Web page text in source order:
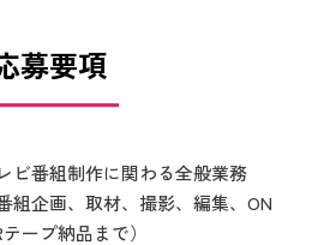
募要項
ビ番組制作に関わる全般業務
番組企画、取材、撮影、編集、ON
テープ納品まで）